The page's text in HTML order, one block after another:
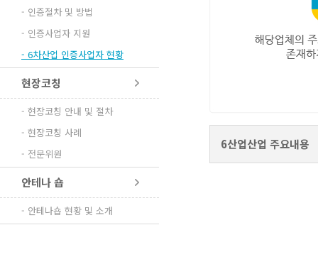
- 인증절차 및 방법
- 인증사업자 지원
- 6차산업 인증사업자 현황
현장코칭
- 현장코칭 안내 및 절차
- 현장코칭 사례
- 전문위원
안테나 숍
- 안테나숍 현황 및 소개
6산업산업 주요내용